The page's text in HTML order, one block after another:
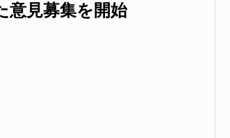
意見募集を開始